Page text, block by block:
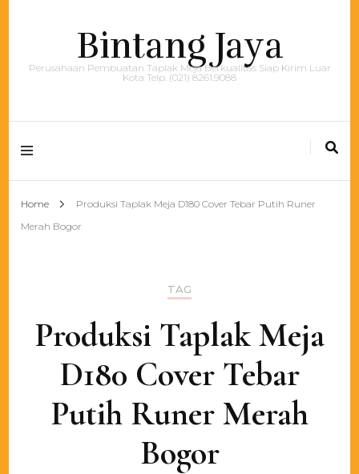
Bintang Jaya
Perusahaan Pembuatan Taplak Meja Berkualitas Siap Kirim Luar
Kota Telp. (021) 8261.9088
Home
Produksi Taplak Meja D180 Cover Tebar Putih Runer
Merah Bogor
TAG
Produksi Taplak Meja
D180 Cover Tebar
Putih Runer Merah
Bogor